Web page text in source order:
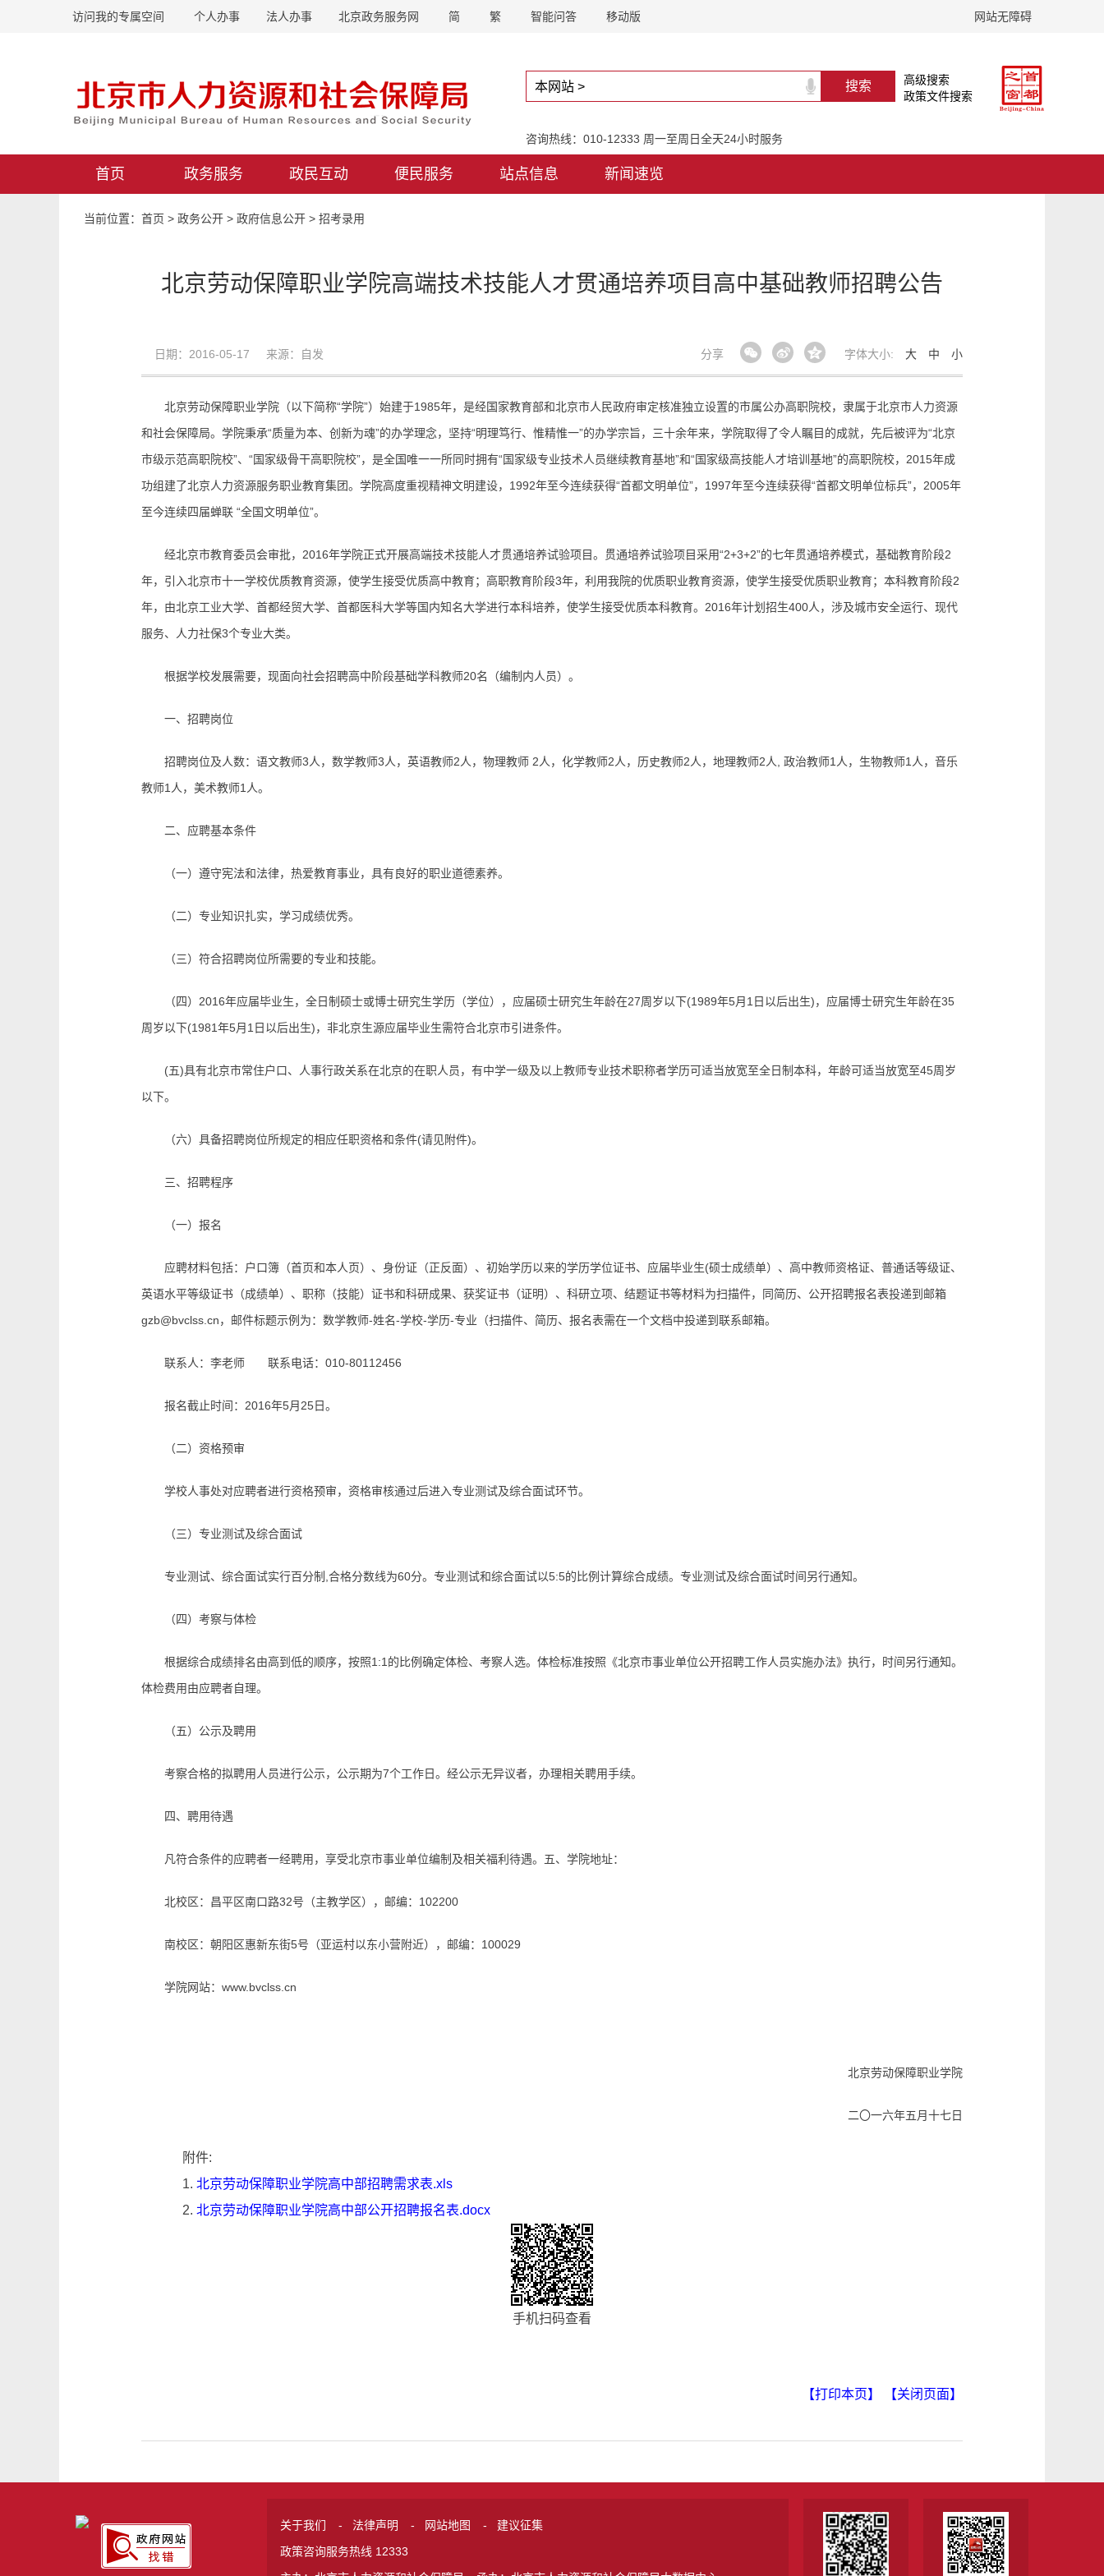
访问我的专属空间 个人办事 法人办事 北京政务服务网 简 繁 智能问答 移动版 网站无障碍
高级搜索
政策文件搜索
咨询热线：010-12333 周一至周日全天24小时服务
首页 政务服务 政民互动 便民服务 站点信息 新闻速览
当前位置： 首页 > 政务公开 > 政府信息公开 > 招考录用
北京劳动保障职业学院高端技术技能人才贯通培养项目高中基础教师招聘公告
日期：2016-05-17 来源：自发 字体大小: 大 中 小
分享
北京劳动保障职业学院（以下简称“学院”）始建于1985年，是经国家教育部和北京市人民政府审定核准独立设置的市属公办高职院校，隶属于北京市人力资源
和社会保障局。学院秉承“质量为本、创新为魂”的办学理念，坚持“明理笃行、惟精惟一”的办学宗旨，三十余年来，学院取得了令人瞩目的成就，先后被评为“北京
市级示范高职院校”、“国家级骨干高职院校”，是全国唯一一所同时拥有“国家级专业技术人员继续教育基地”和“国家级高技能人才培训基地”的高职院校，2015年成
功组建了北京人力资源服务职业教育集团。学院高度重视精神文明建设，1992年至今连续获得“首都文明单位”，1997年至今连续获得“首都文明单位标兵”，2005年
至今连续四届蝉联 “全国文明单位”。
经北京市教育委员会审批，2016年学院正式开展高端技术技能人才贯通培养试验项目。贯通培养试验项目采用“2+3+2”的七年贯通培养模式，基础教育阶段2
年，引入北京市十一学校优质教育资源，使学生接受优质高中教育；高职教育阶段3年，利用我院的优质职业教育资源，使学生接受优质职业教育；本科教育阶段2
年，由北京工业大学、首都经贸大学、首都医科大学等国内知名大学进行本科培养，使学生接受优质本科教育。2016年计划招生400人，涉及城市安全运行、现代
服务、人力社保3个专业大类。
根据学校发展需要，现面向社会招聘高中阶段基础学科教师20名（编制内人员）。
一、招聘岗位
招聘岗位及人数：语文教师3人，数学教师3人，英语教师2人，物理教师 2人，化学教师2人，历史教师2人，地理教师2人, 政治教师1人，生物教师1人，音乐
教师1人，美术教师1人。
二、应聘基本条件
（一）遵守宪法和法律，热爱教育事业，具有良好的职业道德素养。
（二）专业知识扎实，学习成绩优秀。
（三）符合招聘岗位所需要的专业和技能。
（四）2016年应届毕业生，全日制硕士或博士研究生学历（学位），应届硕士研究生年龄在27周岁以下(1989年5月1日以后出生)，应届博士研究生年龄在35
周岁以下(1981年5月1日以后出生)，非北京生源应届毕业生需符合北京市引进条件。
(五)具有北京市常住户口、人事行政关系在北京的在职人员，有中学一级及以上教师专业技术职称者学历可适当放宽至全日制本科，年龄可适当放宽至45周岁
以下。
（六）具备招聘岗位所规定的相应任职资格和条件(请见附件)。
三、招聘程序
（一）报名
应聘材料包括：户口簿（首页和本人页）、身份证（正反面）、初始学历以来的学历学位证书、应届毕业生(硕士成绩单）、高中教师资格证、普通话等级证、
英语水平等级证书（成绩单）、职称（技能）证书和科研成果、获奖证书（证明）、科研立项、结题证书等材料为扫描件，同简历、公开招聘报名表投递到邮箱
gzb@bvclss.cn，邮件标题示例为：数学教师-姓名-学校-学历-专业（扫描件、简历、报名表需在一个文档中投递到联系邮箱。
联系人：李老师 联系电话：010-80112456
报名截止时间：2016年5月25日。
（二）资格预审
学校人事处对应聘者进行资格预审，资格审核通过后进入专业测试及综合面试环节。
（三）专业测试及综合面试
专业测试、综合面试实行百分制,合格分数线为60分。专业测试和综合面试以5:5的比例计算综合成绩。专业测试及综合面试时间另行通知。
（四）考察与体检
根据综合成绩排名由高到低的顺序，按照1:1的比例确定体检、考察人选。体检标准按照《北京市事业单位公开招聘工作人员实施办法》执行，时间另行通知。
体检费用由应聘者自理。
（五）公示及聘用
考察合格的拟聘用人员进行公示，公示期为7个工作日。经公示无异议者，办理相关聘用手续。
四、聘用待遇
凡符合条件的应聘者一经聘用，享受北京市事业单位编制及相关福利待遇。五、学院地址：
北校区：昌平区南口路32号（主教学区），邮编：102200
南校区：朝阳区惠新东街5号（亚运村以东小营附近），邮编：100029
学院网站：www.bvclss.cn
北京劳动保障职业学院
二〇一六年五月十七日
附件:
1. 北京劳动保障职业学院高中部招聘需求表.xls
2. 北京劳动保障职业学院高中部公开招聘报名表.docx
手机扫码查看
【打印本页】 【关闭页面】
关于我们 - 法律声明 - 网站地图 - 建议征集
政策咨询服务热线 12333